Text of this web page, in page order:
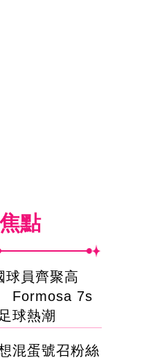
點
球員齊聚高
Formosa 7s
球熱潮
混蛋號召粉絲